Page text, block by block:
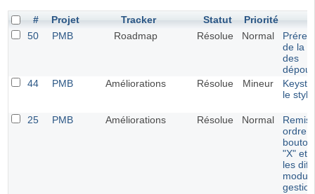
# Projet Tracker Statut Priorité
50
PMB Roadmap Résolue Normal
de la
des
44
PMB Améliorations Résolue Mineur
le
25 PMB Améliorations Résolue Normal
ordre
"X" et
les
gestion